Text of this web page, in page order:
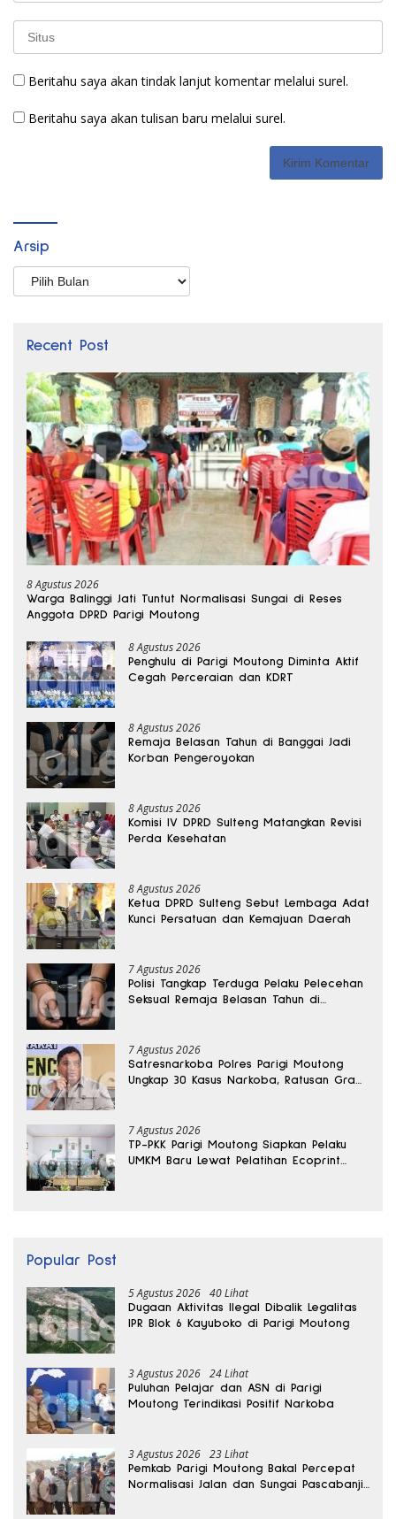
Beritahu saya akan tindak lanjut komentar melalui surel.
Beritahu saya akan tulisan baru melalui surel.
Arsip
Arsip
Recent Post
8 Agustus 2026
Warga Balinggi Jati Tuntut Normalisasi Sungai di Reses
Anggota DPRD Parigi Moutong
8 Agustus 2026
Penghulu di Parigi Moutong Diminta Aktif
Cegah Perceraian dan KDRT
8 Agustus 2026
Remaja Belasan Tahun di Banggai Jadi
Korban Pengeroyokan
8 Agustus 2026
Komisi IV DPRD Sulteng Matangkan Revisi
Perda Kesehatan
8 Agustus 2026
Ketua DPRD Sulteng Sebut Lembaga Adat
Kunci Persatuan dan Kemajuan Daerah
7 Agustus 2026
Polisi Tangkap Terduga Pelaku Pelecehan
Seksual Remaja Belasan Tahun di
7 Agustus 2026
Satresnarkoba Polres Parigi Moutong
Ungkap 30 Kasus Narkoba, Ratusan Gram
7 Agustus 2026
TP-PKK Parigi Moutong Siapkan Pelaku
UMKM Baru Lewat Pelatihan Ecoprint
Popular Post
5 Agustus 2026 40 Lihat
Dugaan Aktivitas Ilegal Dibalik Legalitas
IPR Blok 6 Kayuboko di Parigi Moutong
3 Agustus 2026 24 Lihat
Puluhan Pelajar dan ASN di Parigi
Moutong Terindikasi Positif Narkoba
3 Agustus 2026 23 Lihat
Pemkab Parigi Moutong Bakal Percepat
Normalisasi Jalan dan Sungai Pascabanjir